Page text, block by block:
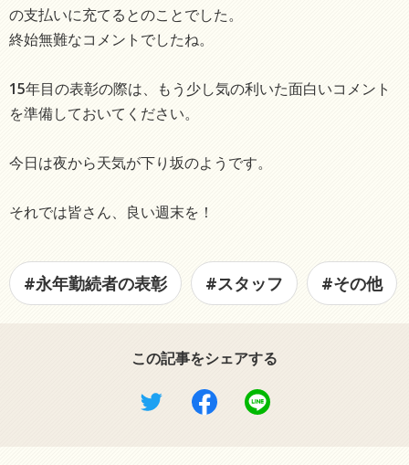
の支払いに充てるとのことでした。
終始無難なコメントでしたね。
15年目の表彰の際は、もう少し気の利いた面白いコメント
を準備しておいてください。
今日は夜から天気が下り坂のようです。
それでは皆さん、良い週末を！
#永年勤続者の表彰 #スタッフ #その他
この記事をシェアする